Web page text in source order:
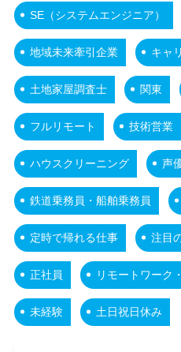
SE（システムエンジニア）
地域未来牽引企業 キャ
土地家屋調査士 関東
フルリモート 技術営業
ハウスクリーニング 声
鉄道乗務員・船舶乗務員
定時で帰れる仕事 注目
正社員 リモートワーク
未経験 土日祝日休み